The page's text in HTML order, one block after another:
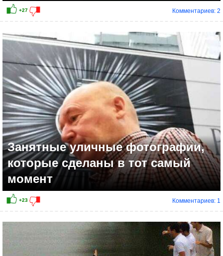
+22
Комментариев: 2
Занятные уличные фотографии,
которые сделаны в тот самый
момент
Комментариев: 1